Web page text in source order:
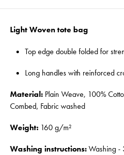
Light Woven tote bag
Top edge double folded for
Long handles with reinforced
Material: Plain Weave, 100%
Combed, Fabric washed
Weight: 160 g/m²
Washing instructions:Washing -